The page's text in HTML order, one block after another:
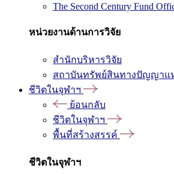
The Second Century Fund
หน่วยงานด้านการวิจัย
สำนักบริหารวิจัย
สถาบันทรัพย์สินทางปัญญาแ
ชีวิตในจุฬาฯ
ย้อนกลับ
ชีวิตในจุฬาฯ
พื้นที่สร้างสรรค์
ชีวิตในจุฬาฯ